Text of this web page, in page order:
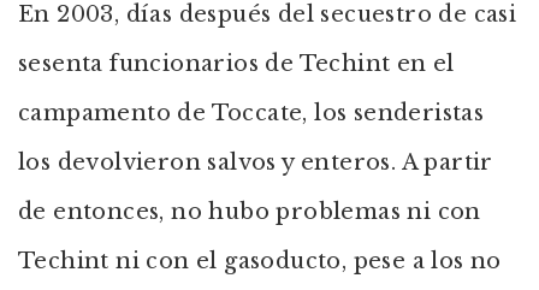
En 2003, días después del secuestro de casi
sesenta funcionarios de Techint en el
campamento de Toccate, los senderistas
los devolvieron salvos y enteros. A partir
de entonces, no hubo problemas ni con
Techint ni con el gasoducto, pese a los no